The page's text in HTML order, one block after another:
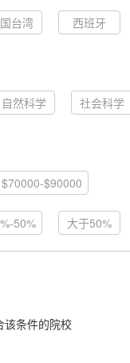
台湾 西班牙
自然科学 社会科学
$70000-$90000
50% 大于50%
该条件的院校